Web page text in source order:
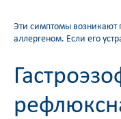
Эти симптомы возникают
аллергеном. Если его